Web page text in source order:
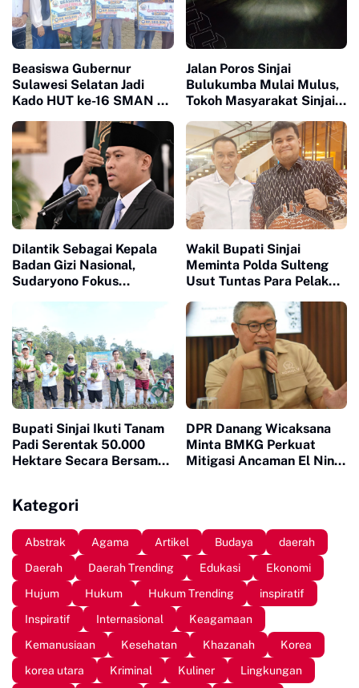
Beasiswa Gubernur
Sulawesi Selatan Jadi
Kado HUT ke-16 SMAN 10
Jalan Poros Sinjai
Bulukumba Mulai Mulus,
Tokoh Masyarakat Sinjai
Mizar Roem
Dilantik Sebagai Kepala
Badan Gizi Nasional,
Sudaryono Fokus
Transparan
Wakil Bupati Sinjai
Meminta Polda Sulteng
Usut Tuntas Para Pelaku
Sinjai di Morowali
Bupati Sinjai Ikuti Tanam
Padi Serentak 50.000
Hektare Secara Bersama
DPR Danang Wicaksana
Minta BMKG Perkuat
Mitigasi Ancaman El Nino
Kategori
Abstrak Agama Artikel Budaya
daerah
Daerah
Daerah Trending Edukasi
Ekonomi
Hujum
Hukum Hukum Trending
inspiratif
Inspiratif
Internasional
Keagamaan
Kemanusiaan
Kesehatan Khazanah
Korea
korea utara
Kriminal Kuliner
Lingkungan